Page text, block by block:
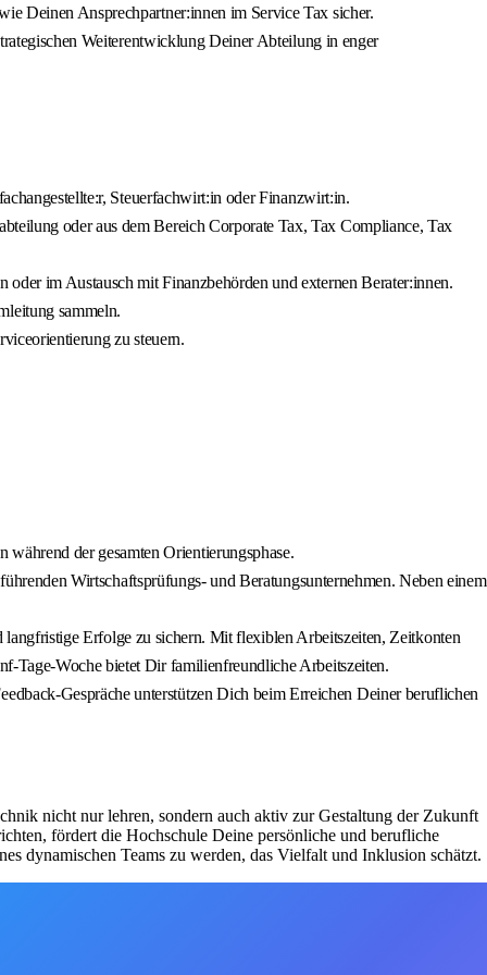
Deinen Ansprechpartner:innen im Service Tax sicher.
Weiterentwicklung Deiner Abteilung in enger
Steuerfachwirt:in oder Finanzwirt:in.
oder aus dem Bereich Corporate Tax, Tax Compliance, Tax
im Austausch mit Finanzbehörden und externen Berater:innen.
sammeln.
zu steuern.
der gesamten Orientierungsphase.
Wirtschaftsprüfungs‑ und Beratungsunternehmen. Neben einem
Erfolge zu sichern. Mit flexiblen Arbeitszeiten, Zeitkonten
bietet Dir familienfreundliche Arbeitszeiten.
unterstützen Dich beim Erreichen Deiner beruflichen
nicht nur lehren, sondern auch aktiv zur Gestaltung der Zukunft
fördert die Hochschule Deine persönliche und berufliche
dynamischen Teams zu werden, das Vielfalt und Inklusion schätzt.